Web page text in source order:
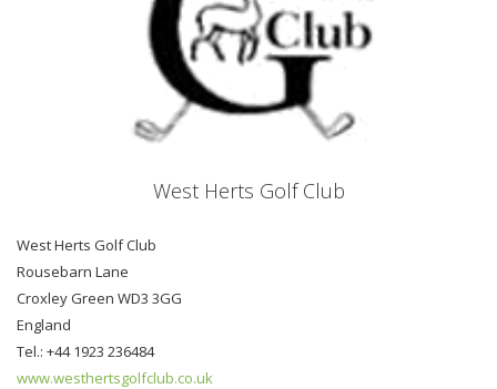
West Herts Golf Club
West Herts Golf Club
Rousebarn Lane
Croxley Green WD3 3GG
England
Tel.: +44 1923 236484
www.westhertsgolfclub.co.uk